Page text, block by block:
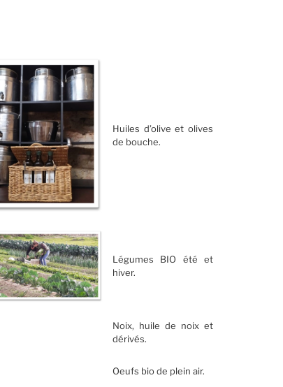
Huiles d’olive et olives
de bouche.
Légumes BIO été et
hiver.
Noix, huile de noix et
dérivés.
Oeufs bio de plein air.